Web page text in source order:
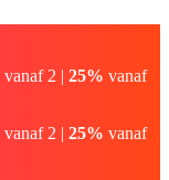
vanaf 2 | 25% vanaf
vanaf 2 | 25% vanaf